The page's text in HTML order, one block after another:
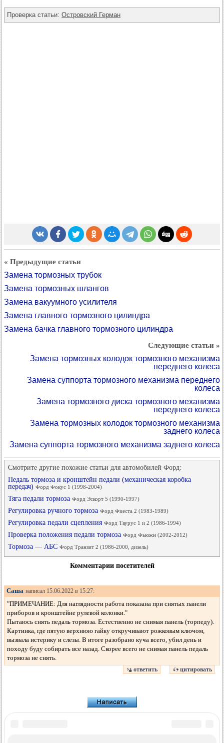
Проверка статьи: Островский Герман
« Предыдущие статьи
Замена тормозных трубок
Замена тормозных шлангов
Замена вакуумного усилителя
Замена главного тормозного цилиндра
Замена бачка главного тормозного цилиндра
Следующие статьи »
Замена тормозных колодок тормозного механизма
переднего колеса
Замена суппорта тормозного механизма переднего
колеса
Замена тормозного диска тормозного механизма
переднего колеса
Замена тормозных колодок тормозного механизма
заднего колеса
Замена суппорта тормозного механизма заднего колеса
Смотрите другие похожие статьи для автомобилей Форд:
Педаль тормоза и кронштейн педали (механическая коробка
передач) Форд Фокус 1 (1998-2004)
Тяга педали тормоза Форд Эскорт 5 (1990-1997)
Регулировка ручного тормоза Форд Фиеста 2 (1983-1989)
Регулировка педали сцепления Форд Таурус 1 и 2 (1986-1994)
Проверка положения педали тормоза Форд Фьюжн (2002-2012)
Тормоза — АБС Форд Транзит 2 (1986-2000, дизель)
Комментарии посетителей
Саша написал 15.06.2022 в 15:27:
"ПРИМЕЧАНИЕ: Для наглядности работа показана при снятых панели
приборов и кронштейне рулевой колонки."
Пытаюсь снять педаль тормоза. Естественно не снимая панель (торпеду).
Картинка, где пятую верхнюю гайку откручивают рожковым ключом,
вызвала истерику и слезы. В итоге разобрано куча всего, убил день и
походу буду собирать все назад. Скорее всего не снимая панель педаль
тормоза не снять.
ответить цитировать